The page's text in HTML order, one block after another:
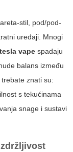
stil, pod/pod-
uređaji. Mnogi
tesla vape spadaju
balans između
znati su:
s tekućinama
snage i sustavi